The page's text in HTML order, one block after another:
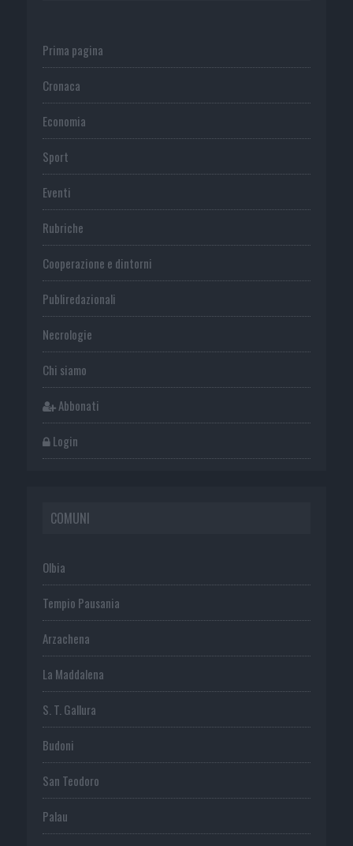
Prima pagina
Cronaca
Economia
Sport
Eventi
Rubriche
Cooperazione e dintorni
Publiredazionali
Necrologie
Chi siamo
Abbonati
Login
COMUNI
Olbia
Tempio Pausania
Arzachena
La Maddalena
S. T. Gallura
Budoni
San Teodoro
Palau